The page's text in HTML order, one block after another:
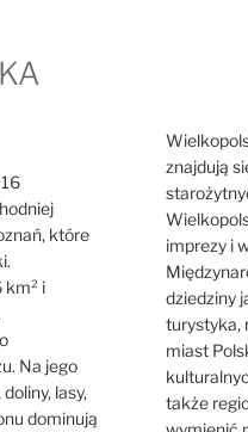
które
km² i
Na jego
lasy,
dominują
znajdują
imprezy i
dziedziny
turystyka,
miast
także